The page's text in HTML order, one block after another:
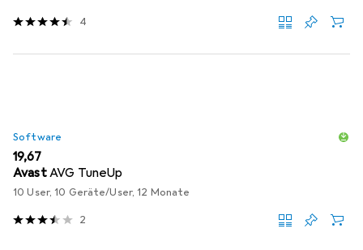
4
Software
EUR
19,67
AvastAVG TuneUp
10 User, 10 Geräte/User, 12 Monate
2